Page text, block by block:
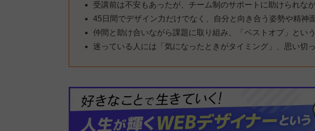
受講前は不安もあったが、チーム制のサポートに助けられな
45日間でデザイン力だけでなく、自分と向き合う姿勢や精神
仲間と助け合いながら課題に取り組み、「ベストオブ」とい
迷っている人には「気になったときがタイミング」、思い切